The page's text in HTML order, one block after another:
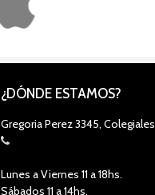
¿DÓNDE ESTAMOS?
Gregoria Perez 3345, Colegiales
Lunes a Viernes 11 a 18hs.
Sábados 11 a 14hs.